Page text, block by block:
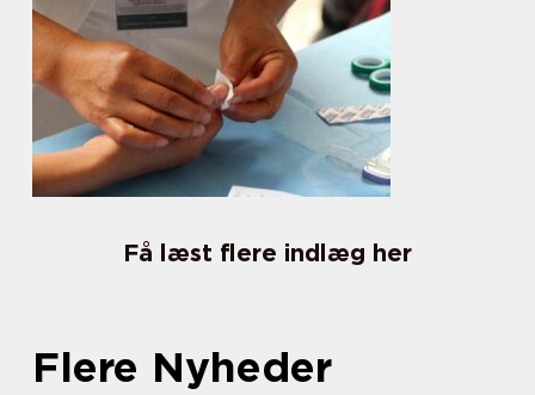
Få læst flere indlæg her
Flere Nyheder